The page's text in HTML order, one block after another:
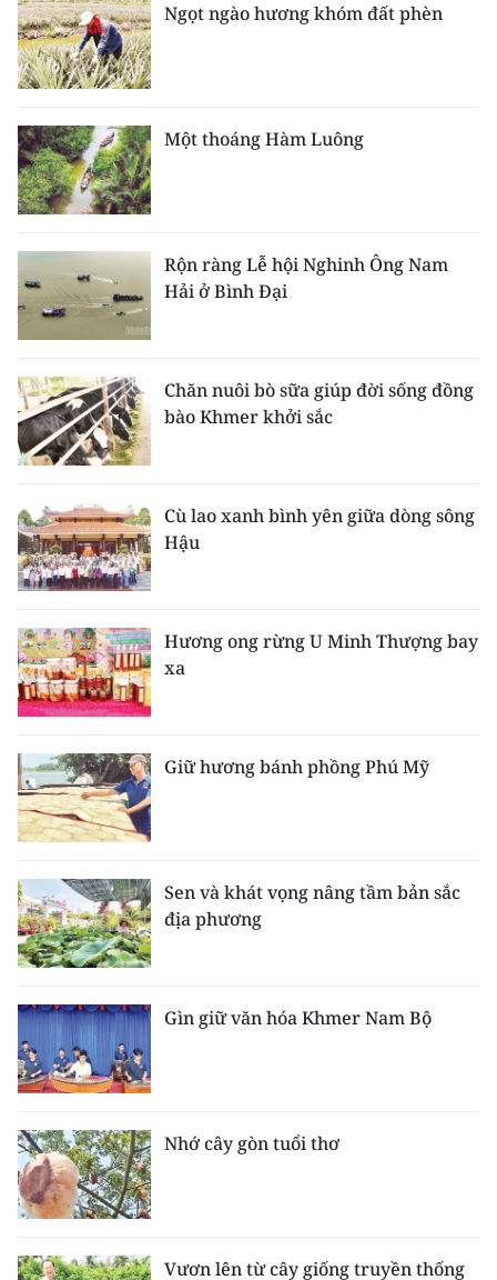
Ngọt ngào hương khóm đất phèn
Một thoáng Hàm Luông
Rộn ràng Lễ hội Nghinh Ông Nam
Hải ở Bình Đại
Chăn nuôi bò sữa giúp đời sống đồng
bào Khmer khởi sắc
Cù lao xanh bình yên giữa dòng sông
Hậu
Hương ong rừng U Minh Thượng bay
xa
Giữ hương bánh phồng Phú Mỹ
Sen và khát vọng nâng tầm bản sắc
địa phương
Gìn giữ văn hóa Khmer Nam Bộ
Nhớ cây gòn tuổi thơ
Vươn lên từ cây giống truyền thống